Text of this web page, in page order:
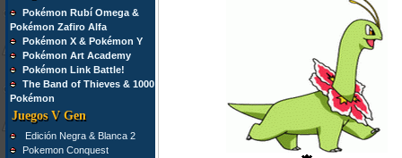
Pokémon Rubí Omega &
Pokémon Zafiro Alfa
Pokémon X & Pokémon Y
Pokémon Art Academy
Pokémon Link Battle!
The Band of Thieves & 1000
Pokémon
Juegos V Gen
Edición Negra & Blanca 2
Pokemon Conquest